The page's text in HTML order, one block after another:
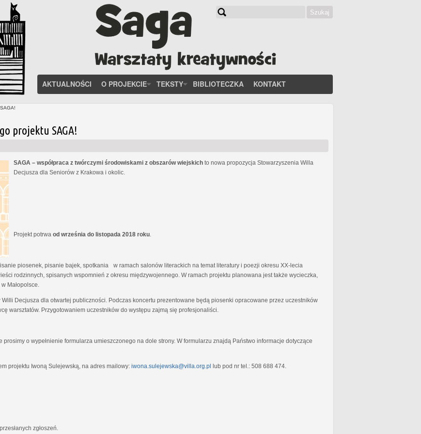
Szukaj
AKTUALNOŚCI O PROJEKCIE TEKSTY BIBLIOTECZKA KONTAKT
projektu SAGA!
SAGA – współpraca z twórczymi środowiskami z obszarów wiejskich to nowa propozycja Stowarzyszenia Willa
Decjusza dla Seniorów z Krakowa i okolic.
Projekt potrwa od września do listopada 2018 roku
piosenek, pisanie bajek, spotkania w ramach salonów literackich na temat literatury i poezji okresu XX-lecia
rodzinnych, spisanych wspomnień z okresu międzywojennego. W ramach projektu planowana jest także wycieczka,
Małopolsce.
Decjusza dla otwartej publiczności. Podczas koncertu prezentowane będą piosenki opracowane przez uczestników
warsztatów. Przygotowaniem uczestników do występu zajmą się profesjonaliści.
o wypełnienie formularza umieszczonego na dole strony. W formularzu znajdą Państwo informacje dotyczące
projektu Iwoną Sulejewską, na adres mailowy: iwona.sulejewska@villa.org.pl lub pod nr tel.: 508 688 474.
zgłoszeń.